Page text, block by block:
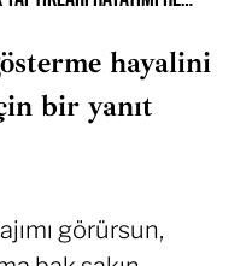
hayalini
bir yanıt
görürsun,